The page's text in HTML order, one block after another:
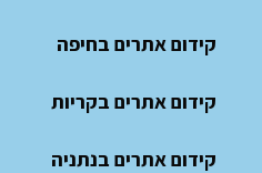
קידום אתרים בחיפה
קידום אתרים בקריות
קידום אתרים בנתניה